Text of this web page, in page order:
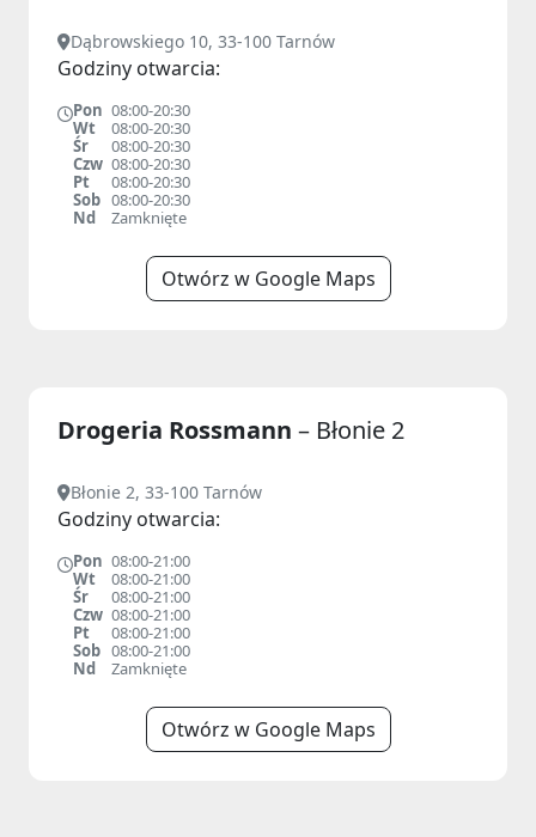
Dąbrowskiego 10, 33-100 Tarnów
Godziny otwarcia:
Pon 08:00-20:30
Wt
08:00-20:30
Śr
08:00-20:30
Czw 08:00-20:30
Pt
08:00-20:30
Sob 08:00-20:30
Nd
Zamknięte
Otwórz w Google Maps
Drogeria Rossmann – Błonie 2
Błonie 2, 33-100 Tarnów
Godziny otwarcia:
Pon 08:00-21:00
Wt
08:00-21:00
Śr
08:00-21:00
Czw 08:00-21:00
Pt
08:00-21:00
Sob 08:00-21:00
Nd
Zamknięte
Otwórz w Google Maps